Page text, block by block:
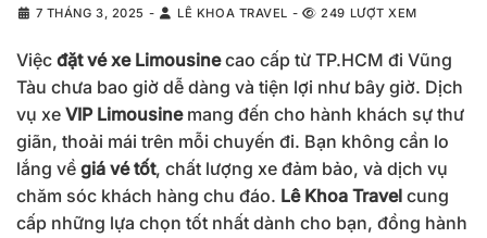
7 THÁNG 3, 2025 - LÊ KHOA TRAVEL - 249 LƯỢT XEM
Việc đặt vé xe Limousinecao cấp từ TP.HCM đi Vũng
Tàu chưa bao giờ dễ dàng và tiện lợi như bây giờ. Dịch
vụ xe VIP Limousinemang đến cho hành khách sự thư
giãn, thoải mái trên mỗi chuyến đi. Bạn không cần lo
lắng về giá vé tốt, chất lượng xe đảm bảo, và dịch vụ
chăm sóc khách hàng chu đáo. Lê Khoa Travel cung
cấp những lựa chọn tốt nhất dành cho bạn, đồng hành